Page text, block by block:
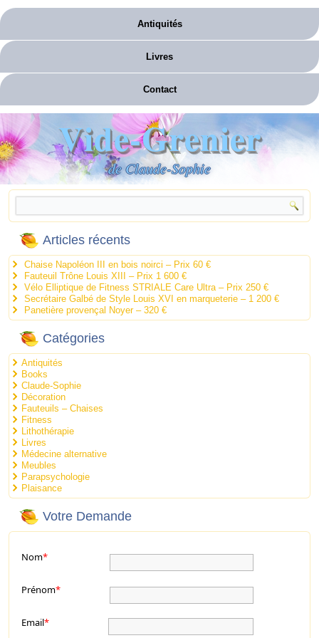
Antiquités
Livres
Contact
Vide-Grenier
de Claude-Sophie
Articles récents
Chaise Napoléon III en bois noirci – Prix 60 €
Fauteuil Trône Louis XIII – Prix 1 600 €
Vélo Elliptique de Fitness STRIALE Care Ultra – Prix 250 €
Secrétaire Galbé de Style Louis XVI en marqueterie – 1 200 €
Panetière provençal Noyer – 320 €
Catégories
Antiquités
Books
Claude-Sophie
Décoration
Fauteuils – Chaises
Fitness
Lithothérapie
Livres
Médecine alternative
Meubles
Parapsychologie
Plaisance
Votre Demande
Nom*
Prénom*
Email*